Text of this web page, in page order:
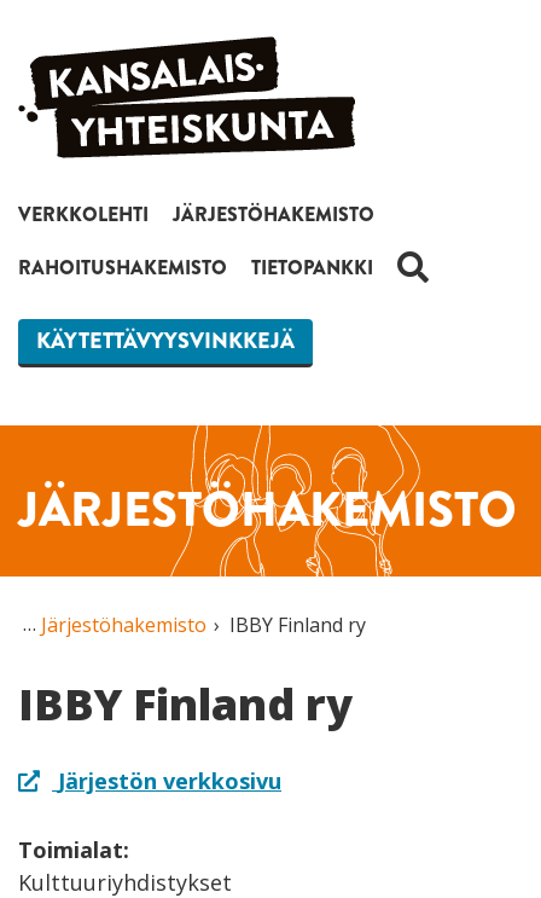
Siirry sisältöön
VERKKOLEHTI
JÄRJESTÖHAKEMISTO
RAHOITUSHAKEMISTO
TIETOPANKKI HAKU
KÄYTETTÄVYYSVINKKEJÄ
JÄRJESTÖHAKEMISTO
Järjestöhakemisto IBBY Finland ry
IBBY Finland ry
Järjestön verkkosivu
Toimialat:
Kulttuuriyhdistykset